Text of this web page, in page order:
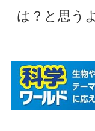
は？と思う